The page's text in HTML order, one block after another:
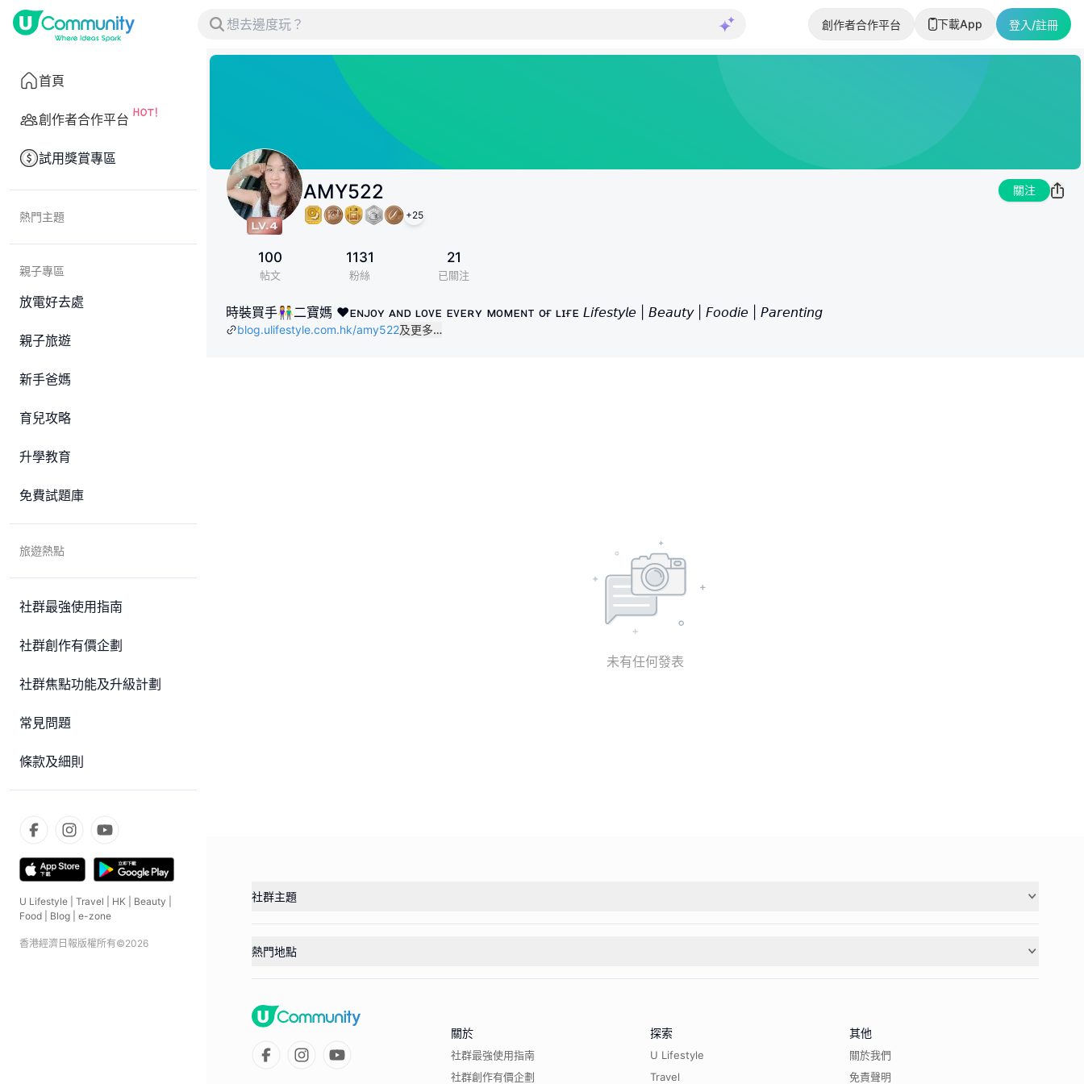
創作者合作平台 下載App 登入/註冊
首頁
創作者合作平台
試用獎賞專區
熱門主題
親子專區
放電好去處
親子旅遊
新手爸媽
育兒攻略
升學教育
免費試題庫
旅遊熱點
社群最強使用指南
社群創作有價企劃
社群焦點功能及升級計劃
常見問題
條款及細則
U Lifestyle Travel HK Beauty
Food
Blog e-zone
香港經濟日報版權所有©2026
AMY522
+25
關注
100
帖文
1131
粉絲
21
已關注
時裝買手👫二寶媽 ❤️ᴇɴᴊᴏʏ ᴀɴᴅ ʟᴏᴠᴇ ᴇᴠᴇʀʏ ᴍᴏᴍᴇɴᴛ ᴏғ ʟɪғᴇ 𝘓𝘪𝘧𝘦𝘴𝘵𝘺𝘭𝘦 | 𝘉𝘦𝘢𝘶𝘵𝘺 | 𝘍𝘰𝘰𝘥𝘪𝘦 | 𝘗𝘢𝘳𝘦𝘯𝘵𝘪𝘯𝘨
blog.ulifestyle.com.hk/amy522及更多…
未有任何發表
社群主題
熱門地點
關於
社群最強使用指南
社群創作有價企劃
探索
U Lifestyle
Travel
其他
關於我們
免責聲明